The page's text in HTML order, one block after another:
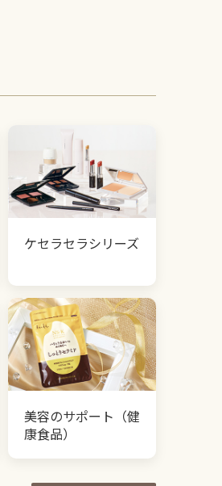
ケセラセラシリーズ
美容のサポート（健
康食品）